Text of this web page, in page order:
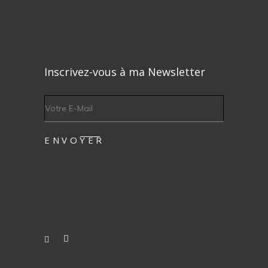
Inscrivez-vous à ma Newsletter